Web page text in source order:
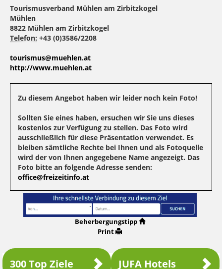
Tourismusverband Mühlen am Zirbitzkogel
Mühlen
8822 Mühlen am Zirbitzkogel
Telefon: +43 (0)3586/2208
tourismus@muehlen.at
http://www.muehlen.at
Zu diesem Angebot haben wir leider noch kein Foto!
Sollten Sie eines haben, ersuchen wir Sie uns dieses
kostenlos zur Verfügung zu stellen. Das Foto wird
ausschließlich für diese Präsentation verwendet. Es
bleiben sämtliche Rechte bei Ihnen und als Fotoquelle
wird der von Ihnen angegebene Name angezeigt. Das
Foto bitte an folgende Adresse senden:
office@freizeitinfo.at
Beherbergungstipp
Print
300 Top Ziele JUFA Hotels